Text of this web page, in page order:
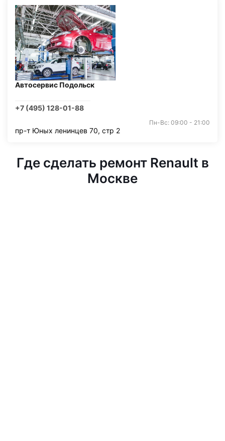
Автосервис Подольск
+7 (495) 128-01-88
Пн-Вс: 09:00 - 21:00
пр-т Юных ленинцев 70, стр 2
Где сделать ремонт Renault в
Москве